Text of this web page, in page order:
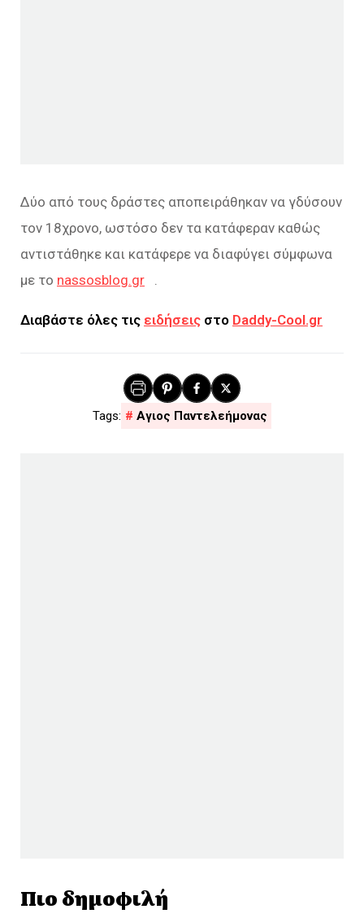
Δύο από τους δράστες αποπειράθηκαν να γδύσουν
τον 18χρονο, ωστόσο δεν τα κατάφεραν καθώς
αντιστάθηκε και κατάφερε να διαφύγει σύμφωνα
με το nassosblog.gr
Διαβάστε όλες τις ειδήσεις στο Daddy-Cool.gr
Αγιος Παντελεήμονας
Πιο δημοφιλή